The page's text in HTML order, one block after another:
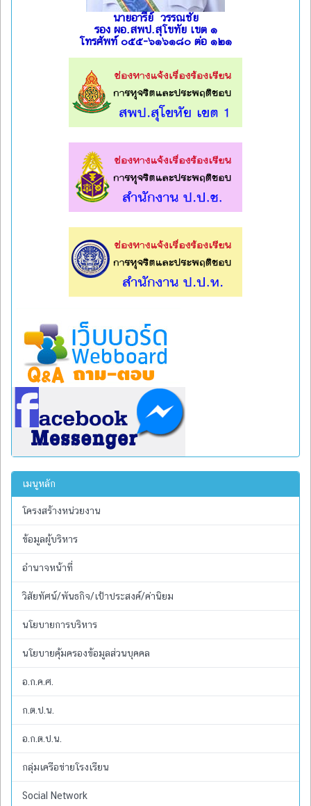
นายอารีย์ วรรณชัย
รอง ผอ.สพป.สุโขทัย เขต ๑
โทรศัพท์ ๐๕๕-๖๑๖๑๘๐ ต่อ ๑๒๑
เมนูหลัก
โครงสร้างหน่วยงาน
ข้อมูลผู้บริหาร
อำนาจหน้าที่
วิสัยทัศน์/พันธกิจ/เป้าประสงค์/ค่านิยม
นโยบายการบริหาร
นโยบายคุ้มครองข้อมูลส่วนบุคคล
อ.ก.ค.ศ.
ก.ต.ป.น.
อ.ก.ต.ป.น.
กลุ่มเครือข่ายโรงเรียน
Social Network